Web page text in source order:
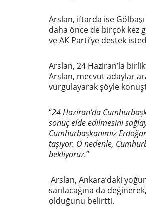
Arslan, iftarda ise
daha önce de birçok kez
ve AK Parti’ye destek
Arslan, 24 Haziran’la
Arslan, mecvut adaylar
vurgulayarak şöyle
“24 Haziran’da
sonuç elde edilmesini
Cumhurbaşkanımız
taşıyor. O nedenle,
bekliyoruz.”
Arslan, Ankara’daki
sarılacağına da
olduğunu belirtti.